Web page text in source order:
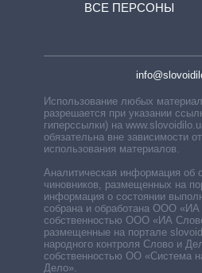
ВСЕ ПЕРСОНЫ
Использование любых
разрешается при указании
гиперссылки) на
обязательна вне зависимости
использования материалов.
Аналитическая информация об
чиновников, размещенных на
информация о состоянии
собрана и обработана ООО «ИА
собственностью ООО «ИА
размещенные на портале
народного контроля Слово и
собственностью ОО «Система
Дело».